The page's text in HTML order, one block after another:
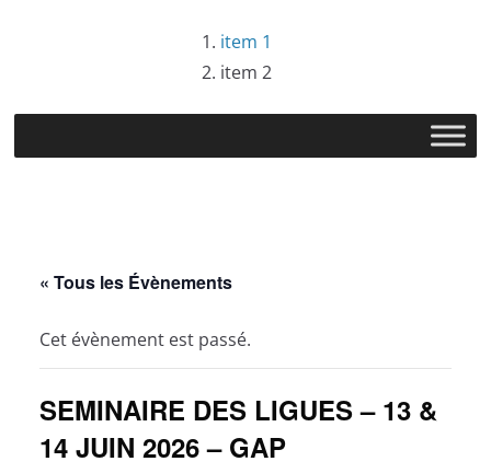
item 1
item 2
« Tous les Évènements
Cet évènement est passé.
SEMINAIRE DES LIGUES – 13 &
14 JUIN 2026 – GAP